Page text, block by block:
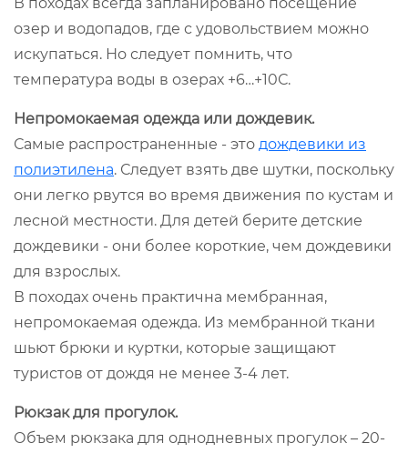
озер и водопадов, где с удовольствием можно
искупаться. Но следует помнить, что
температура воды в озерах +6…+10С.
Непромокаемая одежда или дождевик.
Самые распространенные - это дождевики из
полиэтилена. Следует взять две шутки, поскольку
они легко рвутся во время движения по кустам и
лесной местности. Для детей берите детские
дождевики - они более короткие, чем дождевики
для взрослых.
В походах очень практична мембранная,
непромокаемая одежда. Из мембранной ткани
шьют брюки и куртки, которые защищают
туристов от дождя не менее 3-4 лет.
Рюкзак для прогулок.
Объем рюкзака для однодневных прогулок – 20-